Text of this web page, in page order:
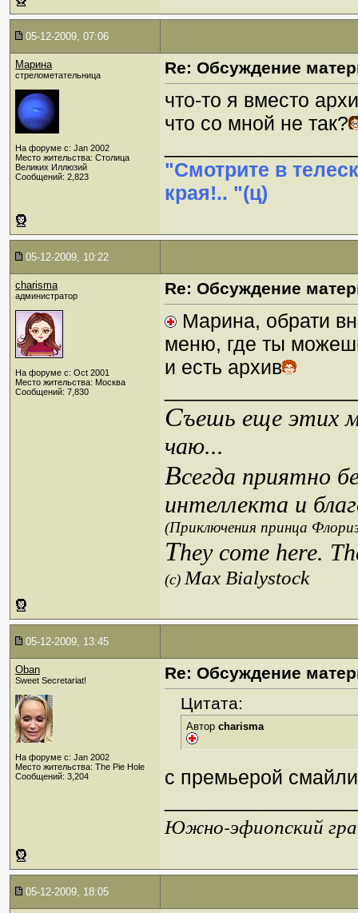
05-12-2009, 07:06
Марина
стрелометательница
На форуме с: Jan 2002
Место жительства: Столица
Великих Иллюзий
Сообщений: 2,823
Re: Обсуждение
что-то я вместо
что со мной не так?
"Смотрите в
края!.. "(ц)
05-12-2009, 10:22
charisma
администратор
На форуме с: Oct 2001
Место жительства: Москва
Сообщений: 7,830
Re: Обсуждение
Марина, обрати
меню, где ты
и есть архив
Съешь еще этих
чаю...
Всегда приятно
интеллекта и
(Приключения принца
They come here.
(c)Max Bialystock
05-12-2009, 13:45
Oban
Sweet Secretariat!
На форуме с: Jan 2002
Место жительства: The Pie Hole
Сообщений: 3,204
Re: Обсуждение
Цитата:
Автор charisma
с премьерой
Южно-эфиопский
05-12-2009, 18:05